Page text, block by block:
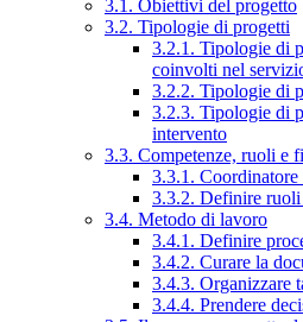
3.1. Obiettivi del progetto
3.2. Tipologie di progetti
3.2.1. Tipologie di
coinvolti nel
3.2.2. Tipologie di
3.2.3. Tipologie di
intervento
3.3. Competenze, ruoli e
3.3.1.
3.3.2. Definire ruoli
3.4. Metodo di lavoro
3.4.1. Definire
3.4.2. Curare la
3.4.3. Organizzare
3.4.4. Prendere